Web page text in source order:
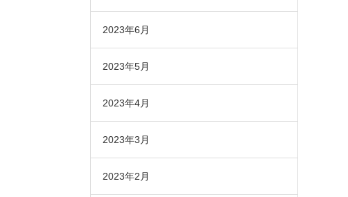
2023年6月
2023年5月
2023年4月
2023年3月
2023年2月